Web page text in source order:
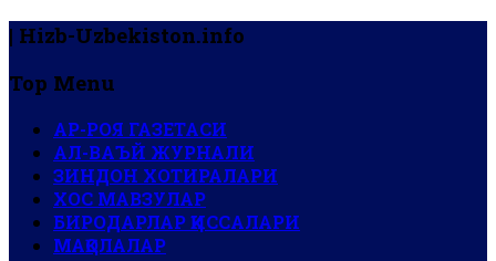
| Hizb-Uzbekiston.info
Top Menu
АР-РОЯ ГАЗЕТАСИ
АЛ-ВАЪЙ ЖУРНАЛИ
ЗИНДОН ХОТИРАЛАРИ
ХОС МАВЗУЛАР
БИРОДАРЛАР ҚИССАЛАРИ
МАҚОЛАЛАР